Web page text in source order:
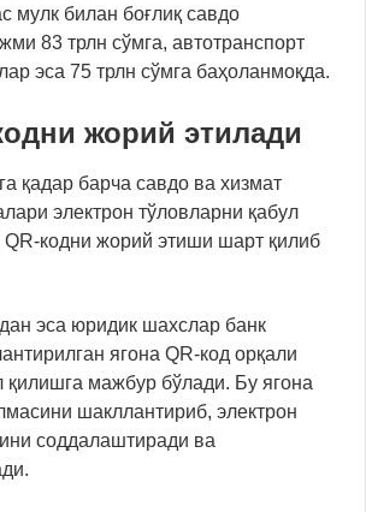
мулк билан боғлиқ савдо
83 трлн сўмга, автотранспорт
эса 75 трлн сўмга баҳоланмоқда.
жорий этилади
қадар барча савдо ва хизмат
электрон тўловларни қабул
QR-кодни жорий этиши шарт қилиб
эса юридик шахслар банк
ягона QR-код орқали
қилишга мажбур бўлади. Бу ягона
шакллантириб, электрон
соддалаштиради ва